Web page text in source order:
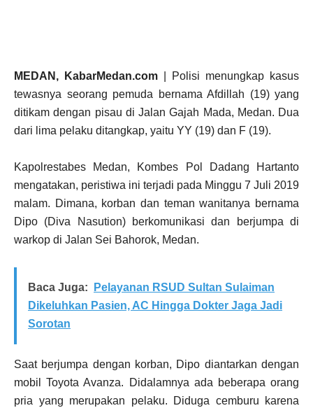
MEDAN, KabarMedan.com | Polisi menungkap kasus
tewasnya seorang pemuda bernama Afdillah (19) yang
ditikam dengan pisau di Jalan Gajah Mada, Medan. Dua
dari lima pelaku ditangkap, yaitu YY (19) dan F (19).
Kapolrestabes Medan, Kombes Pol Dadang Hartanto
mengatakan, peristiwa ini terjadi pada Minggu 7 Juli 2019
malam. Dimana, korban dan teman wanitanya bernama
Dipo (Diva Nasution) berkomunikasi dan berjumpa di
warkop di Jalan Sei Bahorok, Medan.
Baca Juga:
Pelayanan RSUD Sultan Sulaiman
Dikeluhkan Pasien, AC Hingga Dokter Jaga Jadi
Sorotan
Saat berjumpa dengan korban, Dipo diantarkan dengan
mobil Toyota Avanza. Didalamnya ada beberapa orang
pria yang merupakan pelaku. Diduga cemburu karena